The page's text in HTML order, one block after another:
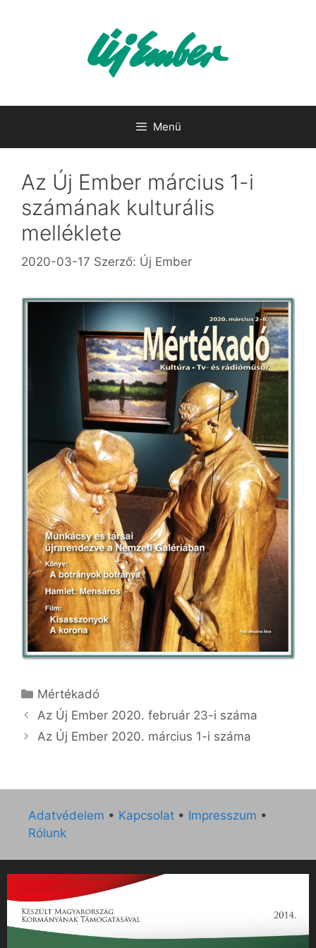
Menü
Az Új Ember március 1-i
számának kulturális
melléklete
2020-03-17 Szerző: Új Ember
Kategória
Mértékadó
Az Új Ember 2020. február 23-i száma
Az Új Ember 2020. március 1-i száma
Adatvédelem • Kapcsolat • Impresszum •
Rólunk